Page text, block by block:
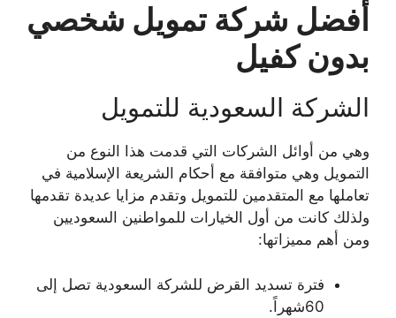
أفضل شركة تمويل شخصي
بدون كفيل
الشركة السعودية للتمويل
وهي من أوائل الشركات التي قدمت هذا النوع من
التمويل وهي متوافقة مع أحكام الشريعة الإسلامية في
تعاملها مع المتقدمين للتمويل وتقدم مزايا عديدة تقدمها
ولذلك كانت من أول الخيارات للمواطنين السعوديين
ومن أهم مميزاتها:
فترة تسديد القرض للشركة السعودية تصل إلى
60شهراً.